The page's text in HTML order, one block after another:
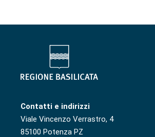
Contatti e indirizzi
Viale Vincenzo Verrastro, 4
85100 Potenza PZ